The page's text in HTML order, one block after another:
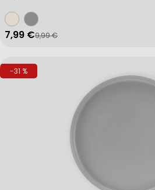
Verkaufspreis
7,99 €
Regulärer Preis
9,99 €
-31 %